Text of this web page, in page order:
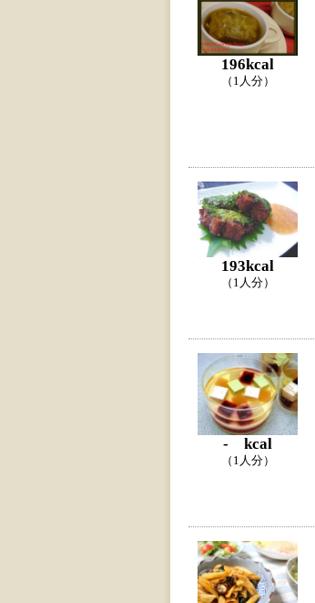
196kcal
（1人分）
193kcal
（1人分）
- kcal
（1人分）